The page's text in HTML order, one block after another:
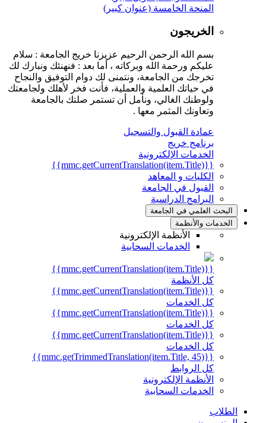
المنحة الخامسة (عنوان كبير)
الخريجون
بسم الله الرحمن الرحيم عزيزنا خريج الجامعة : سلام
عليكم ورحمة الله وبركاته ، أما بعد : فنهنئك ونبارك لك
تخرجك من الجامعة، ونتمنى لك دوام التوفيق والنجاح
في حياتك العلمية والعملية، فأنت فخر لأهلك ولجامعتك
ولوطنك الغالي، ونأمل أن تستمر صلتك بالجامعة
وتعاونك المثمر معها .
عمادة القبول والتسجيل
برنامج خريج
الخدمات الإلكترونية
{{mmc.getCurrentTranslation(item.Title)}}
الكليات و المعاهد
القبول في الجامعة
البرامج الدراسية
البحث العلمي في الجامعة
الخدمات والأنظمة
الأنظمة الإلكترونية
الخدمات السحابية
{{mmc.getCurrentTranslation(item.Title)}}
كل الأنظمة
{{mmc.getCurrentTranslation(item.Title)}}
كل الخدمات
{{mmc.getCurrentTranslation(item.Title)}}
كل الخدمات
{{mmc.getCurrentTranslation(item.Title)}}
كل الخدمات
{{mmc.getTrimmedTranslation(item.Title, 45)}}
كل الروابط
الأنظمة الإلكترونية
الخدمات السحابية
الطلاب